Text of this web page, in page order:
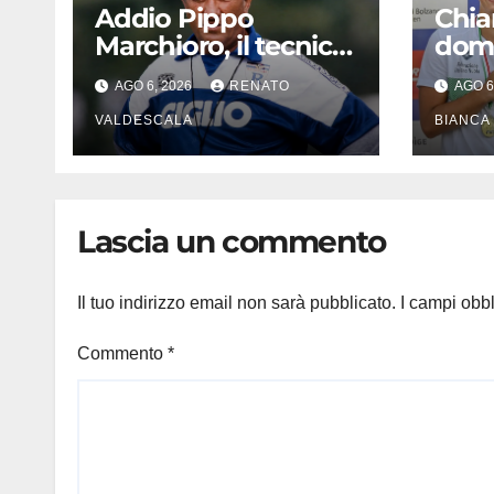
Addio Pippo
Marchioro, il tecnico
delle promozioni:
«Ha scritto pagine
indimenticabili del
nostro calcio»
AGO 6, 2026 RENATO
VALDESCALA
di
inAGO
BIANCA
Lascia un commento
Il tuo indirizzo email non sarà pubblicato. I campi
Commento *